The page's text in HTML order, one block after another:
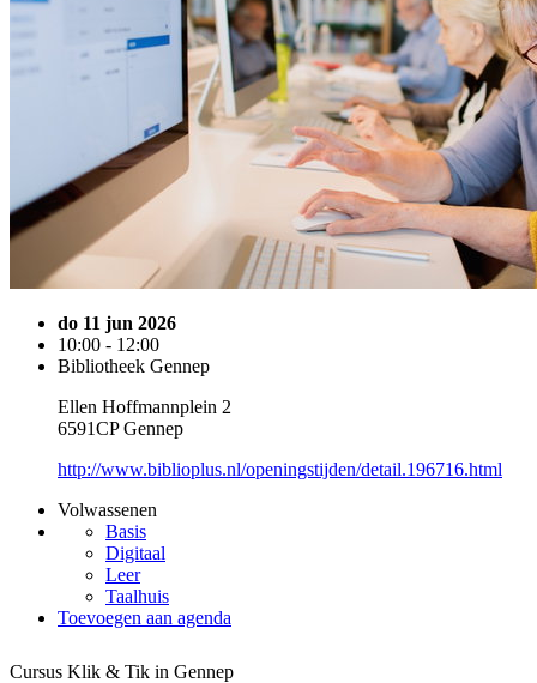
do 11 jun 2026
10:00 - 12:00
Bibliotheek Gennep
Ellen Hoffmannplein 2
6591CP Gennep
http://www.biblioplus.nl/openingstijden/detail.196716.html
Volwassenen
Basis
Digitaal
Leer
Taalhuis
Toevoegen aan agenda
Cursus Klik & Tik in Gennep